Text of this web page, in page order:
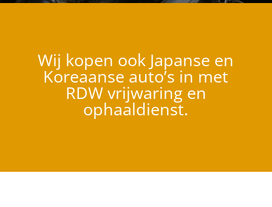
Wij kopen ook Japanse en
Koreaanse auto’s in met
RDW vrijwaring en
ophaaldienst.